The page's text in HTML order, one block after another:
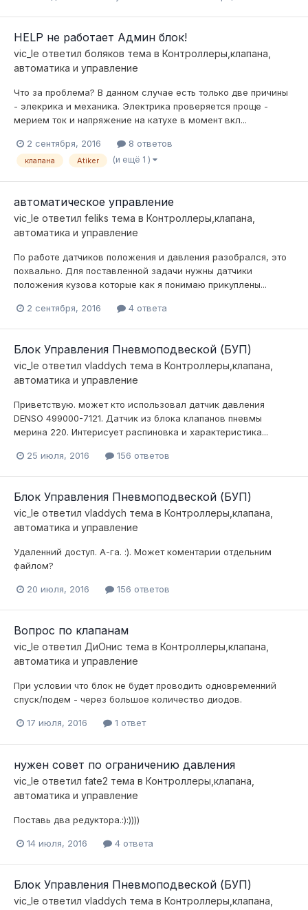
HELP не работает Админ блок!
vic_le ответил боляков тема в Контроллеры,клапана,
автоматика и управление
Что за проблема? В данном случае есть только две причины
- элекрика и механика. Электрика проверяется проще -
мерием ток и напряжение на катухе в момент вкл...
2 сентября, 2016 8 ответов
клапана Atiker (и ещё 1 )
автоматическое управление
vic_le ответил feliks тема в Контроллеры,клапана,
автоматика и управление
По работе датчиков положения и давления разобрался, это
похвально. Для поставленной задачи нужны датчики
положения кузова которые как я понимаю прикуплены...
2 сентября, 2016 4 ответа
Блок Управления Пневмоподвеской (БУП)
vic_le ответил vladdych тема в Контроллеры,клапана,
автоматика и управление
Приветствую. может кто использовал датчик давления
DENSO 499000-7121. Датчик из блока клапанов пневмы
мерина 220. Интерисует распиновка и характеристика...
25 июля, 2016 156 ответов
Блок Управления Пневмоподвеской (БУП)
vic_le ответил vladdych тема в Контроллеры,клапана,
автоматика и управление
Удаленний доступ. А-га. :). Может коментарии отдельним
файлом?
20 июля, 2016 156 ответов
Вопрос по клапанам
vic_le ответил ДиОнис тема в Контроллеры,клапана,
автоматика и управление
При условии что блок не будет проводить одновременний
спуск/подем - через большое количество диодов.
17 июля, 2016 1 ответ
нужен совет по ограничению давления
vic_le ответил fate2 тема в Контроллеры,клапана,
автоматика и управление
Поставь два редуктора.:):))))
14 июля, 2016 4 ответа
Блок Управления Пневмоподвеской (БУП)
vic_le ответил vladdych тема в Контроллеры,клапана,